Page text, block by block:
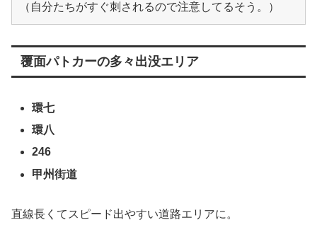
（自分たちがすぐ刺されるので注意してるそう。）
覆面パトカーの多々出没エリア
環七
環八
246
甲州街道
直線長くてスピード出やすい道路エリアに。